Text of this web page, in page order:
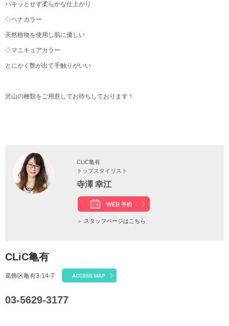
パキッとせず柔らかな仕上がり
♢ヘナカラー
天然植物を使用し肌に優しい
♢マニキュアカラー
とにかく艶が出て手触りがいい
沢山の種類をご用意してお待ちしております！
CLiC亀有
トップスタイリスト
寺澤 幸江
＞ スタッフページはこちら
CLiC亀有
葛飾区亀有3-14-7
03-5629-3177